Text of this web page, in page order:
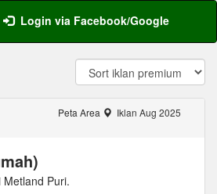
Login via Facebook/Google
Peta Area Iklan Aug 2025
Puri.